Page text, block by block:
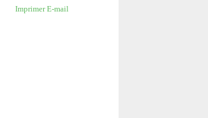
ImprimerE-mail